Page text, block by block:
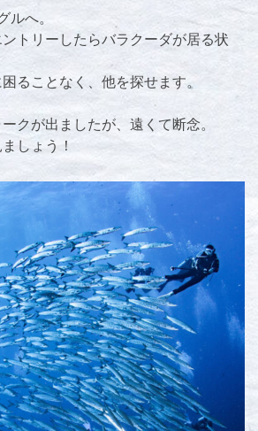
ルへ。
トリーしたらバラクーダが居る状
ることなく、他を探せます。
クが出ましたが、遠くて断念。
しょう！